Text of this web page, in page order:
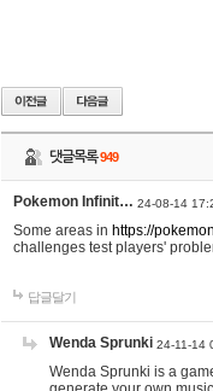
댓글목록949
Pokemon Infinit… 24-08-14
Some areas in https://
challenges test players'
답글달기
Wenda Sprunki 24-11-14
Wenda Sprunki is a